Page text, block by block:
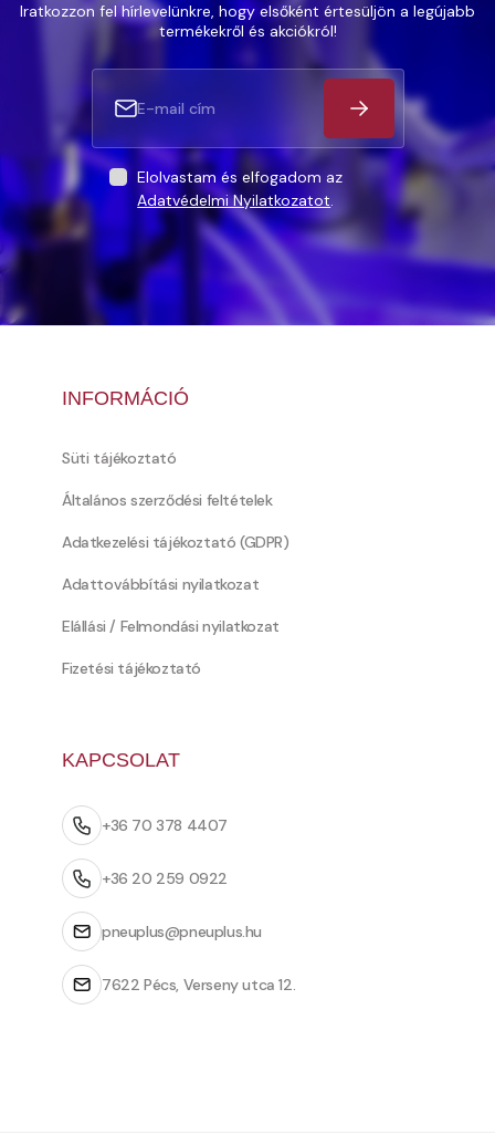
Iratkozzon fel hírlevelünkre, hogy elsőként értesüljön a legújabb
termékekről és akciókról!
Elolvastam és elfogadom az
Adatvédelmi Nyilatkozatot.
INFORMÁCIÓ
Süti tájékoztató
Általános szerződési feltételek
Adatkezelési tájékoztató (GDPR)
Adattovábbítási nyilatkozat
Elállási / Felmondási nyilatkozat
Fizetési tájékoztató
KAPCSOLAT
+36 70 378 4407
+36 20 259 0922
pneuplus@pneuplus.hu
7622 Pécs, Verseny utca 12.